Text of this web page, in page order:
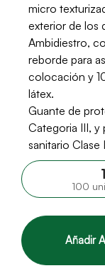
micro
exterior de los
Ambidiestro,
reborde para
colocación y
látex.
Guante de
Categoria III,
sanitario Clase I
100
Añadir